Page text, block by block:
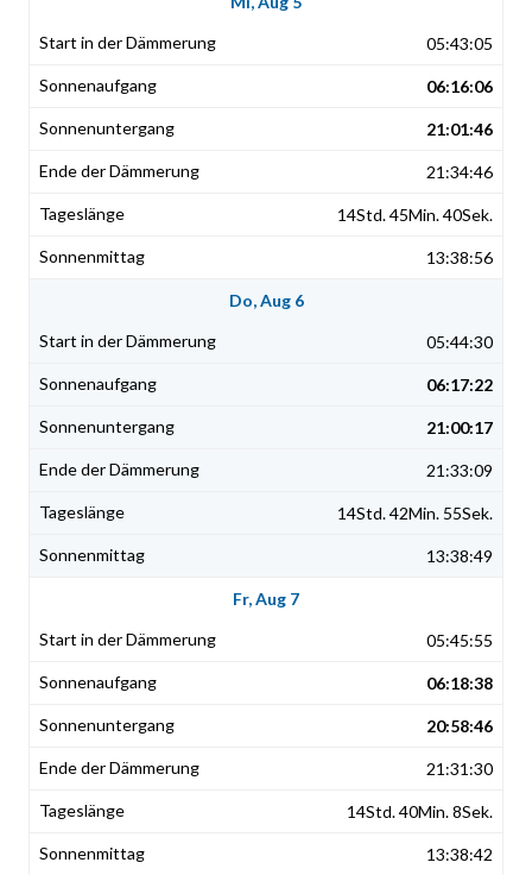
05:43:05
06:16:06
21:01:46
21:34:46
14Std. 45Min. 40Sek.
13:38:56
Do, Aug 6
05:44:30
06:17:22
21:00:17
21:33:09
14Std. 42Min. 55Sek.
13:38:49
Fr, Aug 7
05:45:55
06:18:38
20:58:46
21:31:30
14Std. 40Min. 8Sek.
13:38:42